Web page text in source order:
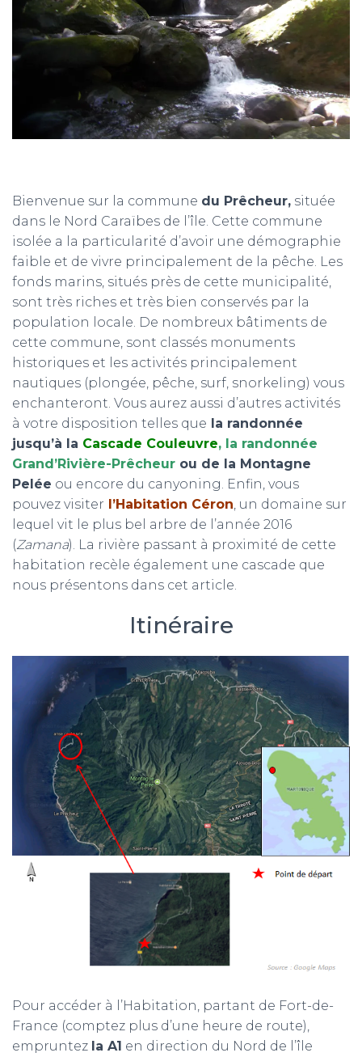
I
Bienvenue sur la commune du Prêcheur, située
dans le Nord Caraïbes de l’île. Cette commune
isolée a la particularité d’avoir une démographie
faible et de vivre principalement de la pêche. Les
fonds marins, situés près de cette municipalité,
sont très riches et très bien conservés par la
population locale. De nombreux bâtiments de
cette commune, sont classés monuments
historiques et les activités principalement
nautiques (plongée, pêche, surf, snorkeling) vous
enchanteront. Vous aurez aussi d’autres activités
à votre disposition telles que la randonnée
jusqu’à la Cascade Couleuvre, la randonnée
Grand’Rivière-Prêcheur ou de la Montagne
Pelée ou encore du canyoning. Enfin, vous
pouvez visiter l’Habitation Céron , un domaine sur
lequel vit le plus bel arbre de l’année 2016
(Zamana). La rivière passant à proximité de cette
habitation recèle également une cascade que
nous présentons dans cet article.
Itinéraire
Pour accéder à l’Habitation, partant de Fort-de-
France (comptez plus d’une heure de route),
empruntez la A1 en direction du Nord de l’île